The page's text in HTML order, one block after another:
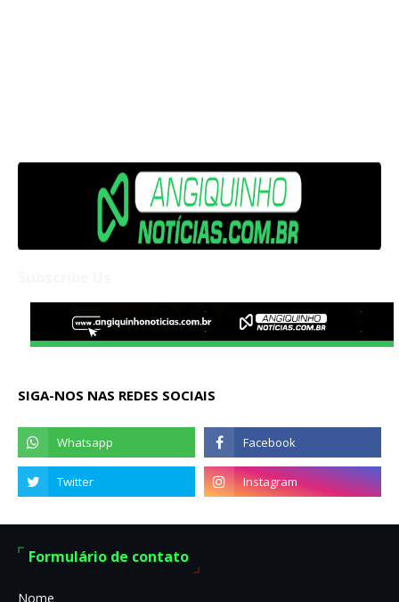
SIGA-NOS NAS REDES SOCIAIS
Formulário de contato
Nome